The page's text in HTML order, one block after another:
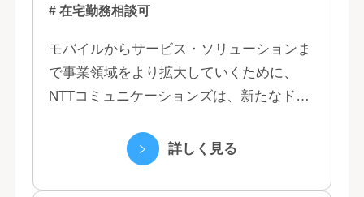
# 在宅勤務相談可
モバイルからサービス・ソリューションま
で事業領域をより拡大していくために、
NTTコミュニケーションズは、新たなドコ
たちは、クラウド、ネットワーク、セキュ
リティといっ...
詳しく見る